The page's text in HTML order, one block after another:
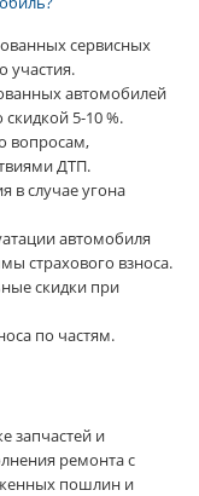
сервисных
участия.
автомобилей
5-10 %.
вопросам,
ДТП.
в случае угона
автомобиля
страхового взноса.
скидки при
по частям.
запчастей и
ремонта с
пошлин и